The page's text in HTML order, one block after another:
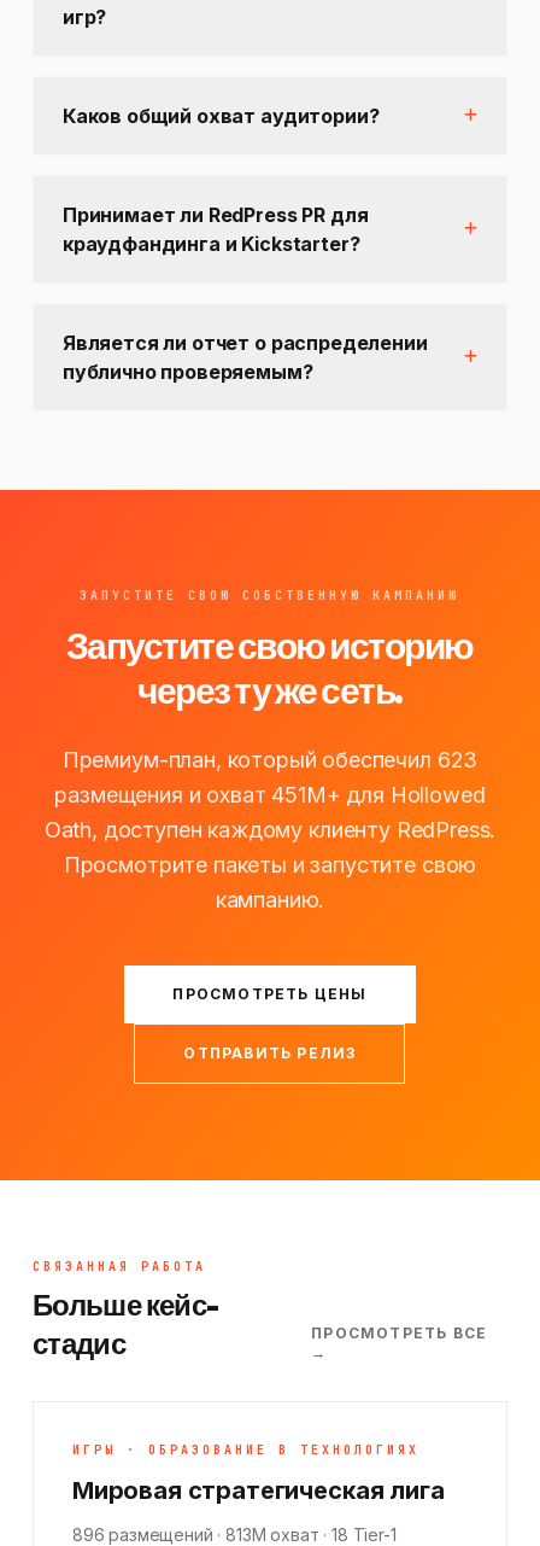
игр?
Каков общий охват аудитории?
Принимает ли RedPress PR для
краудфандинга и Kickstarter?
Является ли отчет о распределении
публично проверяемым?
ЗАПУСТИТЕ СВОЮ СОБСТВЕННУЮ КАМПАНИЮ
Запустите свою историю
через ту же сеть.
Премиум-план, который обеспечил 623
размещения и охват 451M+ для Hollowed
Oath, доступен каждому клиенту RedPress.
Просмотрите пакеты и запустите свою
кампанию.
ПРОСМОТРЕТЬ ЦЕНЫ
ОТПРАВИТЬ РЕЛИЗ
СВЯЗАННАЯ РАБОТА
Больше кейс-
стадис
ПРОСМОТРЕТЬ ВСЕ
→
ИГРЫ · ОБРАЗОВАНИЕ В ТЕХНОЛОГИЯХ
Мировая стратегическая лига
896 размещений · 813M охват · 18 Tier-1